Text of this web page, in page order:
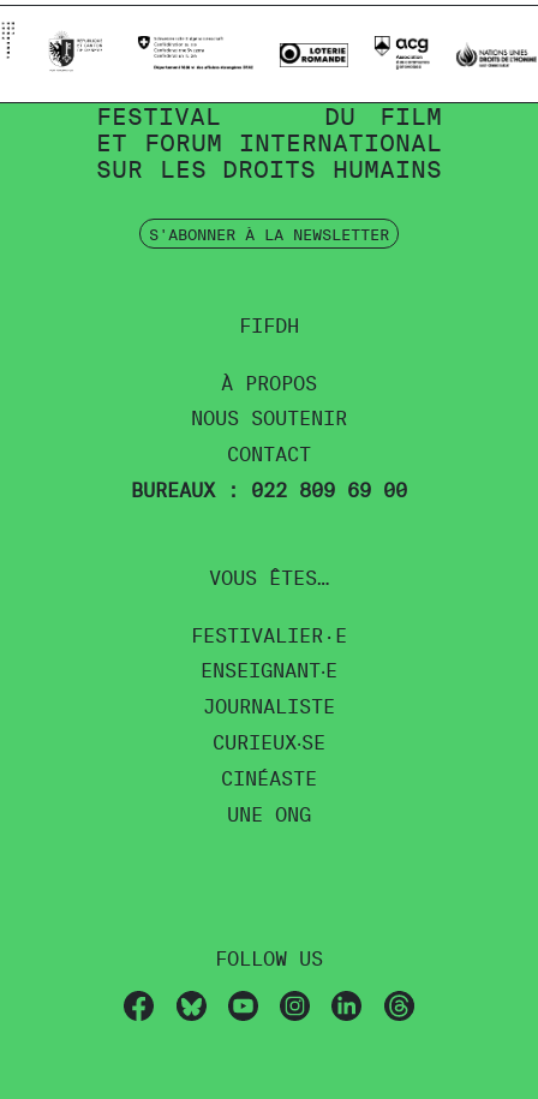
FIFDH
À PROPOS
NOUS SOUTENIR
CONTACT
BUREAUX : 022 809 69 00
FESTIVAL DU
FILM
ET
FORUM
INTERNATIONAL
SUR
LES DROITS HUMAINS
S'ABONNER À LA NEWSLETTER
VOUS ÊTES…
FESTIVALIER·E
ENSEIGNANT‧E
JOURNALISTE
CURIEUX‧SE
CINÉASTE
UNE ONG
FOLLOW US